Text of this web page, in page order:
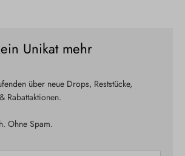
Unikat mehr
über neue Drops, Reststücke,
Rabattaktionen.
Ohne Spam.